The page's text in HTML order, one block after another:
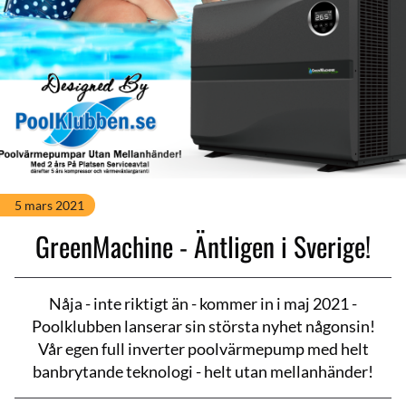
5 mars 2021
GreenMachine - Äntligen i Sverige!
Nåja - inte riktigt än - kommer in i maj 2021 -
Poolklubben lanserar sin största nyhet någonsin!
Vår egen full inverter poolvärmepump med helt
banbrytande teknologi - helt utan mellanhänder!